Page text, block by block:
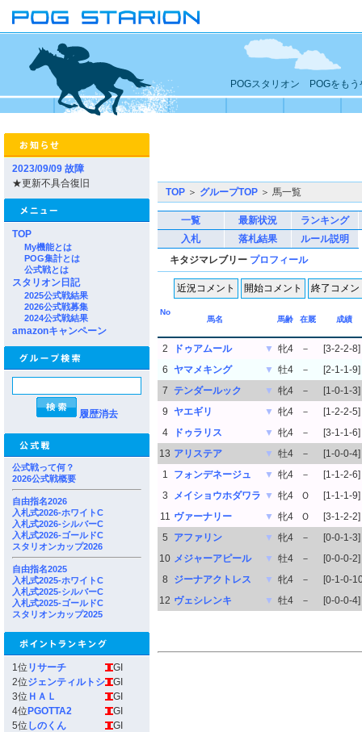
POGスタリオン POGをもう
2023/09/09 故障
★更新不具合復旧
TOP
My機能とは
POG集計とは
公式戦とは
スタリオン日記
2025公式戦結果
2026公式戦募集
2024公式戦結果
amazonキャンペーン
履歴消去
公式戦って何？
2026公式戦概要
自由指名2026
入札式2026-ホワイトC
入札式2026-シルバーC
入札式2026-ゴールドC
スタリオンカップ2026
自由指名2025
入札式2025-ホワイトC
入札式2025-シルバーC
入札式2025-ゴールドC
スタリオンカップ2025
1位 リサーチ
GI
2位ジェンティルトシ
GI
3位 ＨＡＬ
GI
4位 PGOTTA2
GI
5位 しのくん
GI
TOP ＞ グループTOP ＞ 馬一覧
一覧 最新状況
ランキング
入札
落札結果
ルール説明
キタジマレブリー プロフィール
No
馬名
馬齢 在厩 成績
2 ドゥアムール ▼ 牝4 －
[3-2-2-8]
6 ヤマメキング ▼ 牡4 －
[2-1-1-9]
7
テンダールック ▼ 牝4 －
[1-0-1-3]
9 ヤエギリ ▼ 牝4 －
[1-2-2-5]
4
ドゥラリス ▼ 牝4 －
[3-1-1-6]
13 アリステア ▼ 牡4 －
[1-0-0-4]
1
フォンデネージュ ▼ 牝4 －
[1-1-2-6]
3
メイショウホダワラ ▼ 牝4 Ｏ
[1-1-1-9]
11 ヴァーナリー ▼ 牝4 Ｏ
[3-1-2-2]
5
アファリン ▼ 牝4 －
[0-0-1-3]
10 メジャーアピール ▼ 牡4 －
[0-0-0-2]
8
ジーナアクトレス ▼ 牝4 －
[0-1-0-
12 ヴェシレンキ ▼ 牡4 － [0-0-0-4]